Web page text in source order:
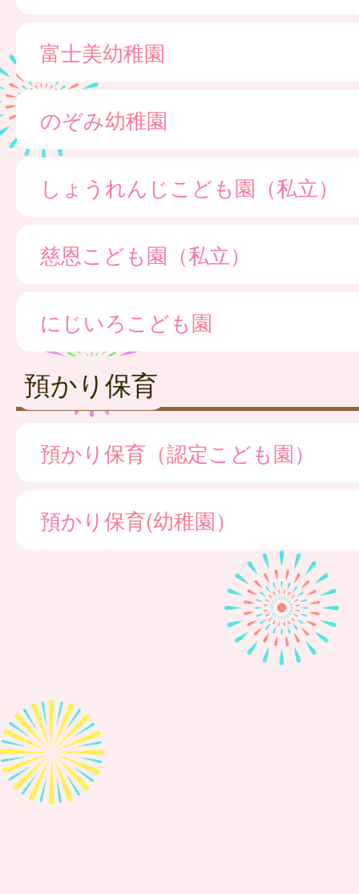
富士美幼稚園
のぞみ幼稚園
しょうれんじこども園（私立）
慈恩こども園（私立）
にじいろこども園
預かり保育
預かり保育（認定こども園）
預かり保育(幼稚園）